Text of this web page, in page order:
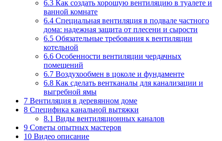
6.3 Как создать хорошую вентиляцию в туалете и
ванной комнате
6.4 Специальная вентиляция в подвале частного
дома: надежная защита от плесени и сырости
6.5 Обязательные требования к вентиляции
котельной
6.6 Особенности вентиляции чердачных
помещений
6.7 Воздухообмен в цоколе и фундаменте
6.8 Как сделать вентканалы для канализации и
выгребной ямы
7 Вентиляция в деревянном доме
8 Специфика канальной вытяжки
8.1 Виды вентиляционных каналов
9 Советы опытных мастеров
10 Видео описание